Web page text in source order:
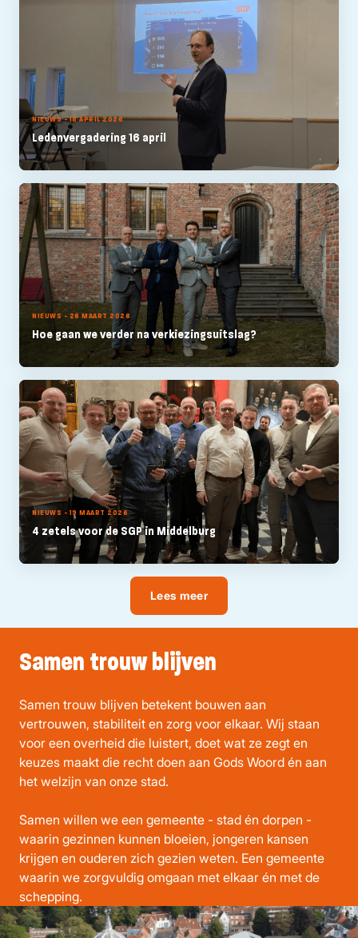
NIEUWS - 18 APRIL 2026
Ledenvergadering 16 april
NIEUWS - 26 MAART 2026
Hoe gaan we verder na verkiezingsuitslag?
NIEUWS - 19 MAART 2026
4 zetels voor de SGP in Middelburg
Lees meer
Samen trouw blijven
Samen trouw blijven betekent bouwen aan
vertrouwen, stabiliteit en zorg voor elkaar. Wij staan
voor een overheid die luistert, doet wat ze zegt en
keuzes maakt die recht doen aan Gods Woord én aan
het welzijn van onze stad.
Samen willen we een gemeente - stad én dorpen -
waarin gezinnen kunnen bloeien, jongeren kansen
krijgen en ouderen zich gezien weten. Een gemeente
waarin we zorgvuldig omgaan met elkaar én met de
schepping.